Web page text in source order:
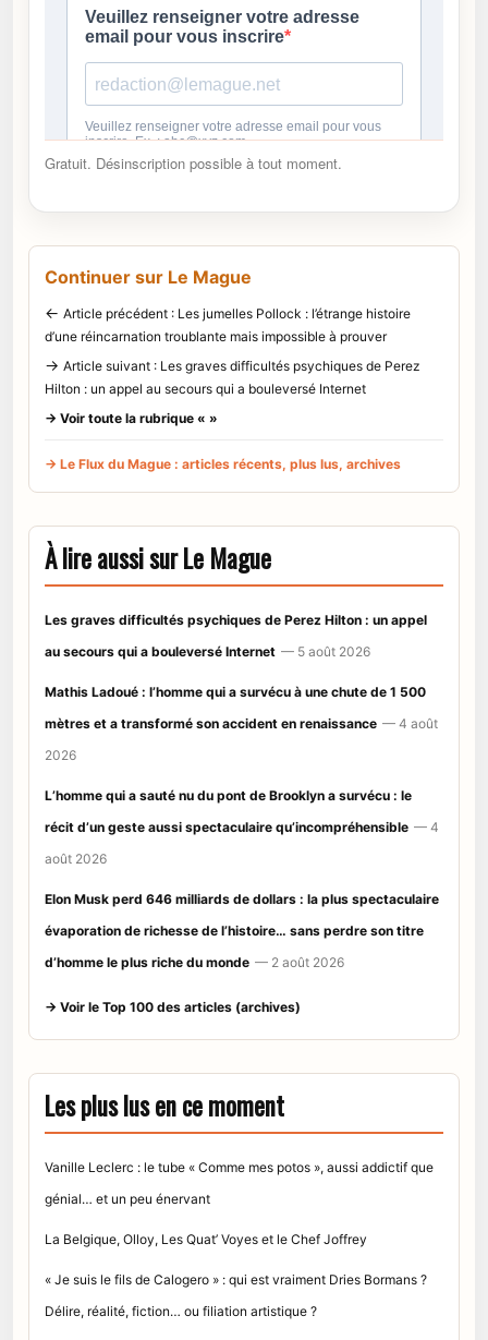
Gratuit. Désinscription possible à tout moment.
Continuer sur Le Mague
← Article précédent : Les jumelles Pollock : l’étrange histoire
d’une réincarnation troublante mais impossible à prouver
→ Article suivant : Les graves difficultés psychiques de Perez
Hilton : un appel au secours qui a bouleversé Internet
→ Voir toute la rubrique « »
→ Le Flux du Mague : articles récents, plus lus, archives
À lire aussi sur Le Mague
Les graves difficultés psychiques de Perez Hilton : un appel
au secours qui a bouleversé Internet — 5 août 2026
Mathis Ladoué : l’homme qui a survécu à une chute de 1 500
mètres et a transformé son accident en renaissance — 4 août
2026
L’homme qui a sauté nu du pont de Brooklyn a survécu : le
récit d’un geste aussi spectaculaire qu’incompréhensible — 4
août 2026
Elon Musk perd 646 milliards de dollars : la plus spectaculaire
évaporation de richesse de l’histoire… sans perdre son titre
d’homme le plus riche du monde — 2 août 2026
→ Voir le Top 100 des articles (archives)
Les plus lus en ce moment
Vanille Leclerc : le tube « Comme mes potos », aussi addictif que
génial… et un peu énervant
La Belgique, Olloy, Les Quat’ Voyes et le Chef Joffrey
« Je suis le fils de Calogero » : qui est vraiment Dries Bormans ?
Délire, réalité, fiction… ou filiation artistique ?